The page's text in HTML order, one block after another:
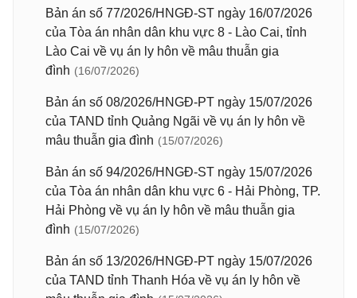
Bản án số 77/2026/HNGĐ-ST ngày 16/07/2026
của Tòa án nhân dân khu vực 8 - Lào Cai, tỉnh
Lào Cai về vụ án ly hôn về mâu thuẫn gia
đình (16/07/2026)
Bản án số 08/2026/HNGĐ-PT ngày 15/07/2026
của TAND tỉnh Quảng Ngãi về vụ án ly hôn về
mâu thuẫn gia đình (15/07/2026)
Bản án số 94/2026/HNGĐ-ST ngày 15/07/2026
của Tòa án nhân dân khu vực 6 - Hải Phòng, TP.
Hải Phòng về vụ án ly hôn về mâu thuẫn gia
đình (15/07/2026)
Bản án số 13/2026/HNGĐ-PT ngày 15/07/2026
của TAND tỉnh Thanh Hóa về vụ án ly hôn về